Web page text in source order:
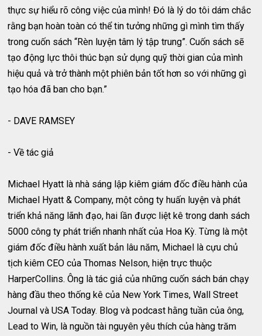
thực sự hiểu rõ công việc của mình! Đó là lý do tôi dám chắc
rằng bạn hoàn toàn có thể tin tưởng những gì mình tìm thấy
trong cuốn sách “Rèn luyện tâm lý tập trung”. Cuốn sách sẽ
tạo động lực thôi thúc bạn sử dụng quỹ thời gian của mình
hiệu quả và trở thành một phiên bản tốt hơn so với những gì
tạo hóa đã ban cho bạn.”
- DAVE RAMSEY
- Về tác giả
Michael Hyatt là nhà sáng lập kiêm giám đốc điều hành của
Michael Hyatt & Company, một công ty huấn luyện và phát
triển khả năng lãnh đạo, hai lần được liệt kê trong danh sách
5000 công ty phát triển nhanh nhất của Hoa Kỳ. Từng là một
giám đốc điều hành xuất bản lâu năm, Michael là cựu chủ
tịch kiêm CEO của Thomas Nelson, hiện trực thuộc
HarperCollins. Ông là tác giả của những cuốn sách bán chạy
hàng đầu theo thống kê của New York Times, Wall Street
Journal và USA Today. Blog và podcast hằng tuần của ông,
Lead to Win, là nguồn tài nguyên yêu thích của hàng trăm